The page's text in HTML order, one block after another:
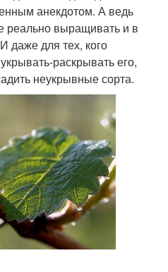
анекдотом. А ведь
реально выращивать и в
даже для тех, кого
раскрывать его,
неукрывные сорта.